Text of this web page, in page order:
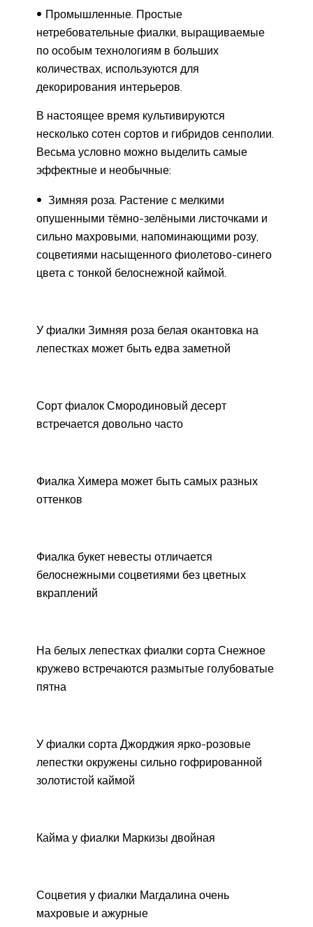
Промышленные. Простые
нетребовательные фиалки, выращиваемые
по особым технологиям в больших
количествах, используются для
декорирования интерьеров.
В настоящее время культивируются
несколько сотен сортов и гибридов сенполии.
Весьма условно можно выделить самые
эффектные и необычные:
Зимняя роза. Растение с мелкими
опушенными тёмно-зелёными листочками и
сильно махровыми, напоминающими розу,
соцветиями насыщенного фиолетово-синего
цвета с тонкой белоснежной каймой.
У фиалки Зимняя роза белая окантовка на
лепестках может быть едва заметной
Сорт фиалок Смородиновый десерт
встречается довольно часто
Фиалка Химера может быть самых разных
оттенков
Фиалка букет невесты отличается
белоснежными соцветиями без цветных
вкраплений
На белых лепестках фиалки сорта Снежное
кружево встречаются размытые голубоватые
пятна
У фиалки сорта Джорджия ярко-розовые
лепестки окружены сильно гофрированной
золотистой каймой
Кайма у фиалки Маркизы двойная
Соцветия у фиалки Магдалина очень
махровые и ажурные